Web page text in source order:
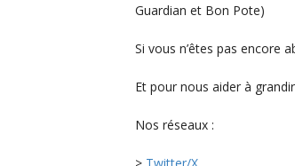
Guardian et Bon Pote)
Si vous n’êtes pas encore
Et pour nous aider à
Nos réseaux :